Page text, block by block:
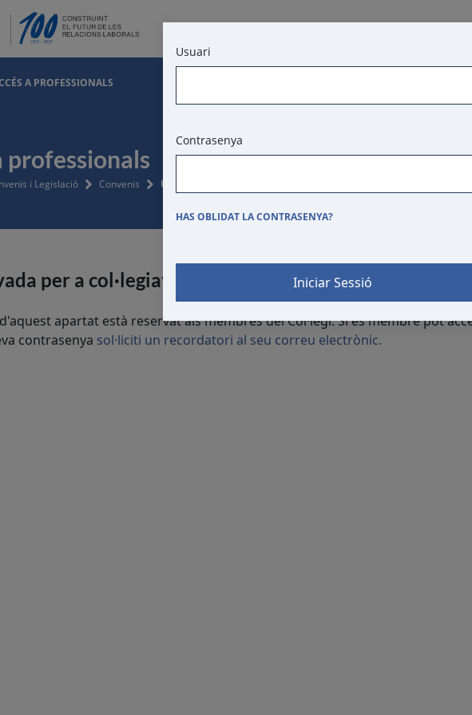
A PROFESSIONALS
professionals
i Legislació Convenis Últims Convenis
per a col·legiats
apartat està reservat als membres del Col·legi. Si és membre pot
contrasenya sol·liciti un recordatori al seu correu electrònic.
Usuari
Contrasenya
HAS OBLIDAT LA CONTRASENYA?